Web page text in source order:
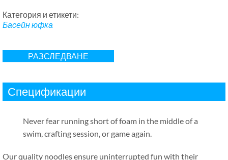
Категория и етикети:
Басейн юфка
РАЗСЛЕДВАНЕ
Спецификации
Never fear running short of foam in the middle of a
swim,crafting session,or game again.
Our quality noodles ensure uninterrupted fun with their